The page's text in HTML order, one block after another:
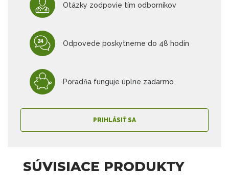
Otázky zodpovie tím odborníkov
Odpovede poskytneme do 48 hodín
Poradňa funguje úplne zadarmo
PRIHLÁSIŤ SA
SÚVISIACE PRODUKTY